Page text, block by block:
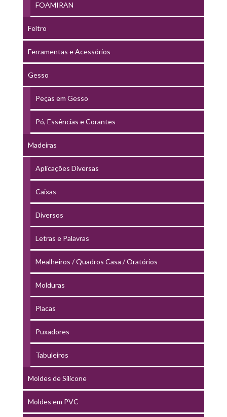
FOAMIRAN
Feltro
Ferramentas e Acessórios
Gesso
Peças em Gesso
Pó, Essências e Corantes
Madeiras
Aplicações Diversas
Caixas
Diversos
Letras e Palavras
Mealheiros / Quadros Casa / Oratórios
Molduras
Placas
Puxadores
Tabuleiros
Moldes de Silicone
Moldes em PVC